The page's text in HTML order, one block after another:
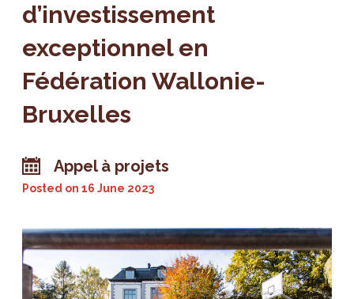
d’investissement
exceptionnel en
Fédération Wallonie-
Bruxelles
Appel à projets
Posted on16 June 2023